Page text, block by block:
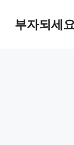
부자되세